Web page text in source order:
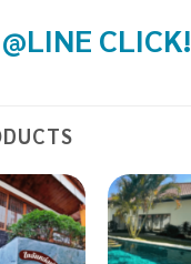
@LINE CLICK!